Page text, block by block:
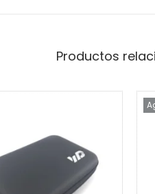
Productos